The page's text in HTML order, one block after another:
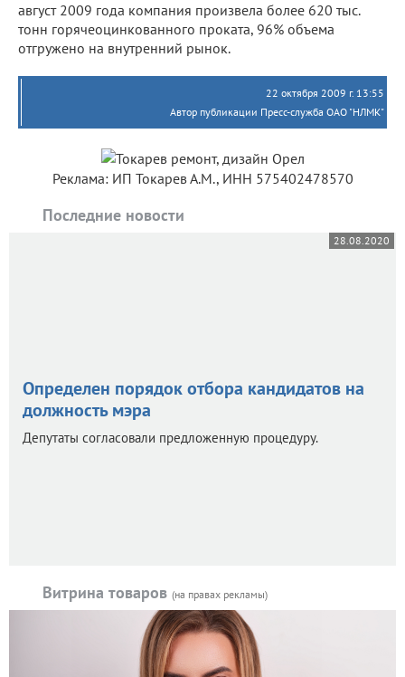
август 2009 года компания произвела более 620 тыс.
тонн горячеоцинкованного проката, 96% объема
отгружено на внутренний рынок.
22 октября 2009 г. 13:55
Автор публикации Пресс-служба ОАО "НЛМК"
Реклама: ИП Токарев А.М., ИНН 575402478570
Последние новости
28.08.2020
Определен порядок отбора кандидатов на
должность мэра
Депутаты согласовали предложенную процедуру.
Витрина товаров (на правах рекламы)